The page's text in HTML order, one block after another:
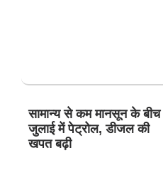
सामान्य से कम मानसून के बीच
जुलाई में पेट्रोल, डीजल की
खपत बढ़ी